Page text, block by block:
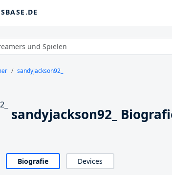
sandyjackson92_
sandyjackson92_
Biografie Devices